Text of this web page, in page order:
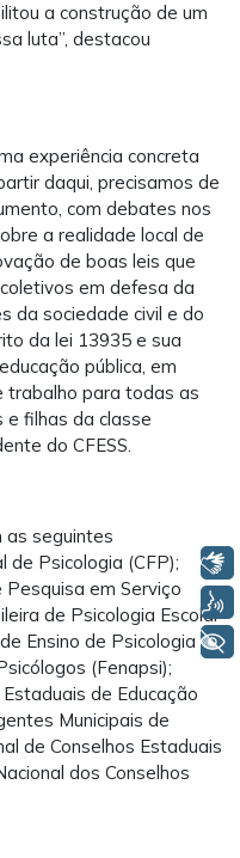
a construção de um
luta”, destacou
experiência concreta
daqui, precisamos de
com debates nos
a realidade local de
de boas leis que
em defesa da
da sociedade civil e do
da lei 13935 e sua
pública, em
trabalho para todas as
filhas da classe
do CFESS.
as seguintes
de Psicologia (CFP);
em Serviço
de Psicologia Escolar
Ensino de Psicologia
(Fenapsi);
de Educação
Municipais de
de Conselhos Estaduais
dos Conselhos
Libras
Voz
+ Acessibilidade